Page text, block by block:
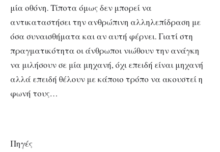
μία οθόνη. Τίποτα όμως δεν μπορεί να
αντικαταστήσει την ανθρώπινη αλληλεπίδραση με
όσα συναισθήματα και αν αυτή φέρνει. Γιατί στη
πραγματικότητα οι άνθρωποι νιώθουν την ανάγκη
να μιλήσουν σε μία μηχανή, όχι επειδή είναι μηχανή
αλλά επειδή θέλουν με κάποιο τρόπο να ακουστεί η
φωνή τους…
Πηγές